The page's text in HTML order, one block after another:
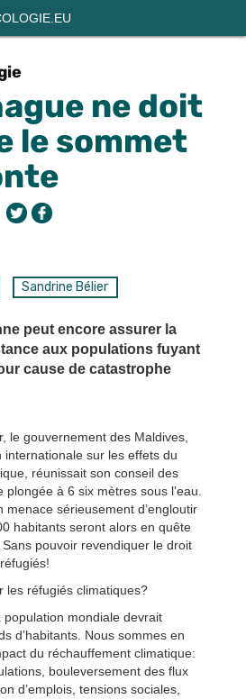
ne doit
le sommet
Sandrine Bélier
peut encore assurer la
aux populations fuyant
cause de catastrophe
le gouvernement des Maldives,
internationale sur les effets du
réunissait son conseil des
à 6 six mètres sous l’eau.
menace sérieusement d’engloutir
habitants seront alors en quête
Sans pouvoir revendiquer le droit
les réfugiés climatiques?
population mondiale devrait
d’habitants. Nous sommes en
du réchauffement climatique:
bouleversement des flux
d’emplois, tensions sociales,